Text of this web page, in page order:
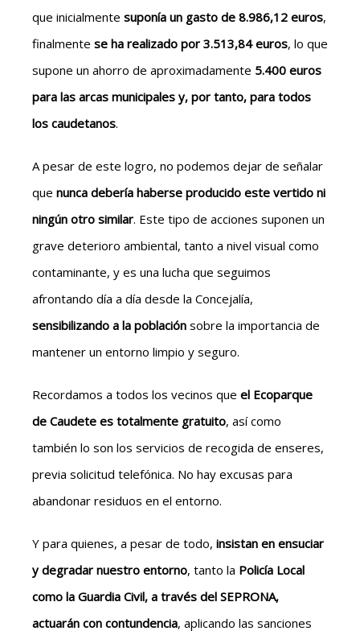
que inicialmente suponía un gasto de 8.986,12 euros,
finalmente se ha realizado por 3.513,84euros, lo que
supone un ahorro de aproximadamente 5.400 euros
para las arcas municipales y, por tanto, para todos
los caudetanos.
A pesar de este logro, no podemos dejar de señalar
que nunca debería haberse producido este vertido ni
ningún otro similar. Este tipo de acciones suponen un
grave deterioro ambiental, tanto a nivel visual como
contaminante, y es una lucha que seguimos
afrontando día a día desde la Concejalía,
sensibilizando a la población sobre la importancia de
mantener un entorno limpio y seguro.
Recordamos a todos los vecinos que el Ecoparque
de Caudete es totalmente gratuito, así como
también lo son los servicios de recogida de enseres,
previa solicitud telefónica. No hay excusas para
abandonar residuos en el entorno.
Y para quienes, a pesar de todo, insistan en ensuciar
y degradar nuestro entorno, tanto la Policía Local
como la Guardia Civil, a través del SEPRONA,
actuarán con contundencia, aplicando las sanciones